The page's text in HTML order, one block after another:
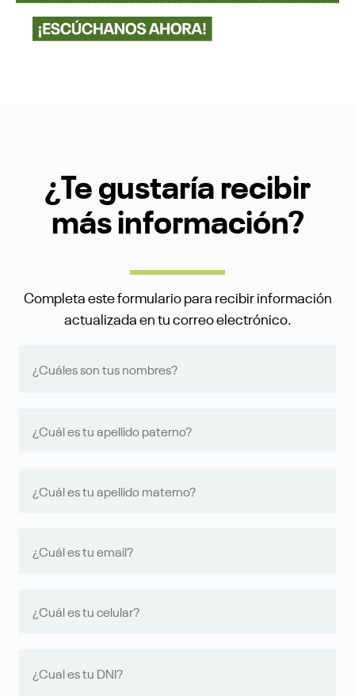
¿Te gustaría recibir
más información?
Completa este formulario para recibir información
actualizada en tu correo electrónico.